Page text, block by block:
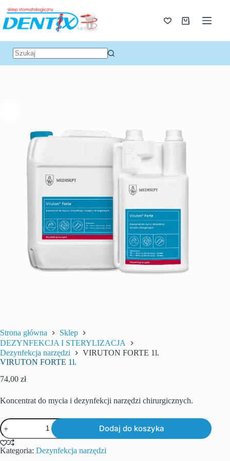
Strona główna
Sklep
DEZYNFEKCJA I STERYLIZACJA
Dezynfekcja narzędzi
VIRUTON FORTE 1l.
VIRUTON FORTE 1l.
74,00 zł
Koncentrat do mycia i dezynfekcji narzędzi chirurgicznych.
Dodaj do koszyka
Kategoria: Dezynfekcja narzędzi